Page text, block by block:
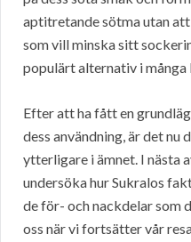
aptitretande sötma utan
som vill minska sitt
populärt alternativ i många
Efter att ha fått en
dess användning, är det nu
ytterligare i ämnet. I nästa
undersöka hur Sukralos
de för- och nackdelar som
oss när vi fortsätter vår